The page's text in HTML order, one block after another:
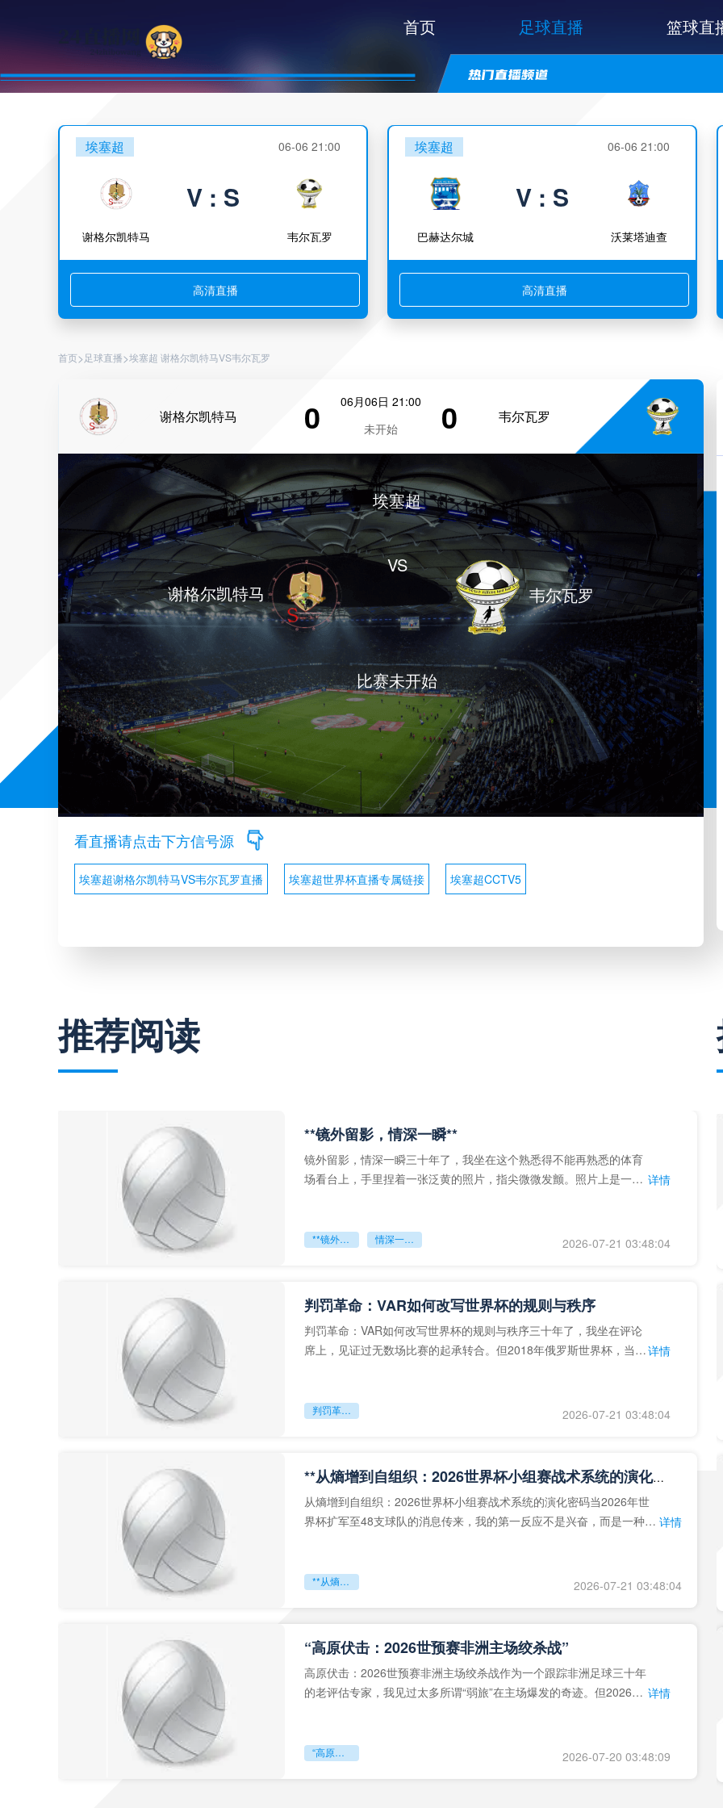
首页 足球直播 篮球直
埃塞超 06-06 21:00
谢格尔凯特马
V : S
韦尔瓦罗
高清直播
埃塞超 06-06 21:00
巴赫达尔城
V : S
沃莱塔迪查
高清直播
首页> 足球直播>埃塞超 谢格尔凯特马VS韦尔瓦罗
谢格尔凯特马 0
06月06日 21:00
未开始
0 韦尔瓦罗
谢格尔凯特马
埃塞超
VS
比赛未开始
韦尔瓦罗
看直播请点击下方信号源
埃塞超谢格尔凯特马VS韦尔瓦罗直播 埃塞超世界杯直播专属链接 埃塞超CCTV5
推荐阅读
**镜外留影，情深一瞬**
镜外留影，情深一瞬三十年了，我坐在这个熟悉得不能再熟悉的体育
场看台上，手里捏着一张泛黄的照片，指尖微微发颤。照片上是一个 详情
**镜外留影 情深一瞬** 2026-07-21 03:48:04
判罚革命：VAR如何改写世界杯的规则与秩序
判罚革命：VAR如何改写世界杯的规则与秩序三十年了，我坐在评论
席上，见证过无数场比赛的起承转合。但2018年俄罗斯世界杯，当
详情
判罚革命：VAR如何改写世界杯的规则与秩序 2026-07-21 03:48:04
**从熵增到自组织：2026世界杯小组赛战术系统的演化密码**
从熵增到自组织：2026世界杯小组赛战术系统的演化密码当2026年世
界杯扩军至48支球队的消息传来，我的第一反应不是兴奋，而是一种深 详情
**从熵增到自组织：2026世界杯小组赛战术系统的演化密码** 2026-07-21 03:48:04
“高原伏击：2026世预赛非洲主场绞杀战”
高原伏击：2026世预赛非洲主场绞杀战作为一个跟踪非洲足球三十年
的老评估专家，我见过太多所谓“弱旅”在主场爆发的奇迹。但2026年 详情
“高原伏击：2026世预赛非洲主场绞杀战” 2026-07-20 03:48:09